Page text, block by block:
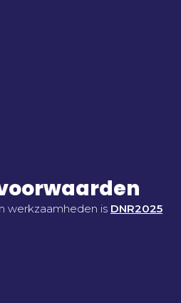
werkzaamheden is DNR2025